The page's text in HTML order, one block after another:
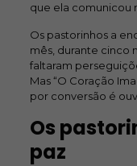
que ela comunicou
Os pastorinhos a
mês, durante cinco
faltaram
Mas “O Coração
por conversão é
Os
paz